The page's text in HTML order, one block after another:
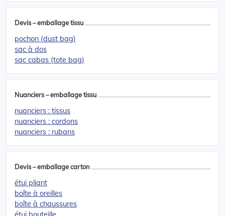
Devis – emballage tissu
pochon (dust bag)
sac à dos
sac cabas (tote bag)
Nuanciers – emballage tissu
nuanciers : tissus
nuanciers : cordons
nuanciers : rubans
Devis – emballage carton
étui pliant
boîte à oreilles
boîte à chaussures